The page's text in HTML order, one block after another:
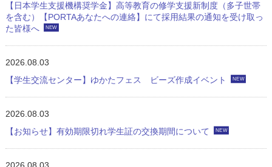
【日本学生支援機構奨学金】高等教育の修学支援新制度（多子世帯
を含む）【PORTAあなたへの連絡】にて採用結果の通知を受け取っ
た皆様へ
NEW
2026.08.03
【学生交流センター】ゆかたフェス ビーズ作成イベント
NEW
2026.08.03
【お知らせ】有効期限切れ学生証の交換期間について
NEW